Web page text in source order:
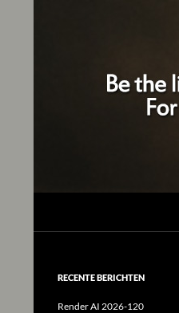
RECENTE BERICHTEN
Render AI 2026-120